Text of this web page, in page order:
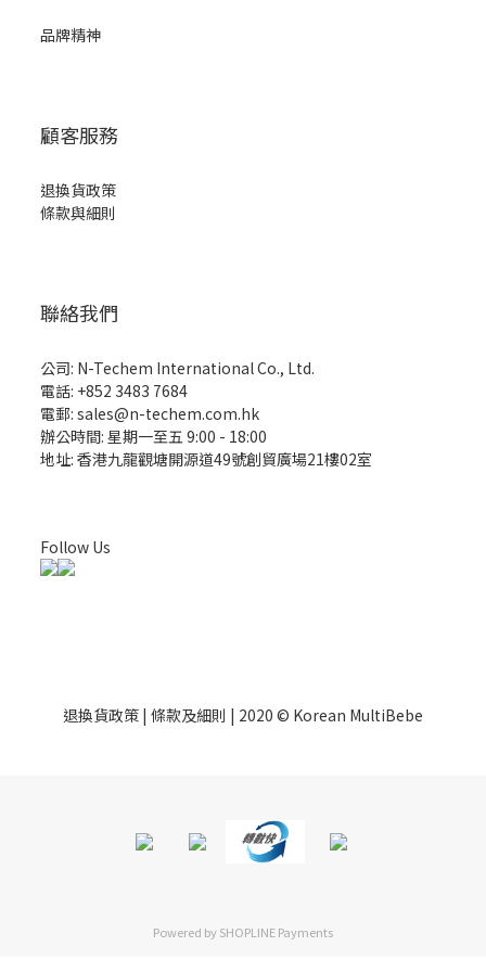
品牌精神
顧客服務
退換貨政策
條款與細則
聯絡我們
公司: N-Techem International Co., Ltd.
電話: +852 3483 7684
電郵: sales@n-techem.com.hk
辦公時間: 星期一至五 9:00 - 18:00
地址: 香港九龍觀塘開源道49號創貿廣場21樓02室
Follow Us
退換貨政策 | 條款及細則 | 2020 © Korean MultiBebe
Powered bySHOPLINE Payments